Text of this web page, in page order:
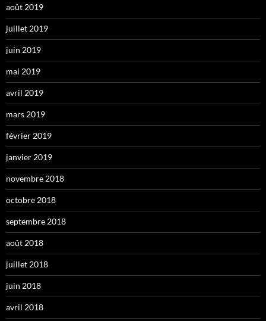
août 2019
juillet 2019
juin 2019
mai 2019
avril 2019
mars 2019
février 2019
janvier 2019
novembre 2018
octobre 2018
septembre 2018
août 2018
juillet 2018
juin 2018
avril 2018